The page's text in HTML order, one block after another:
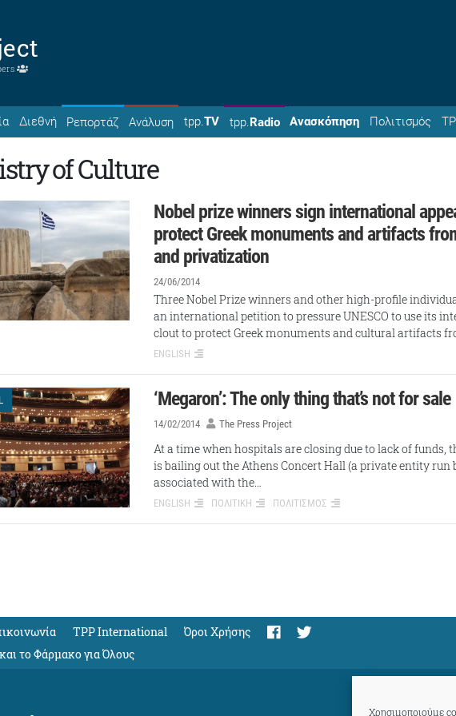
Χρησιμοποιούμε
Διεθνή Ρεπορτάζ Ανάλυση tpp.TV tpp.Radio Ανασκόπηση Πολιτισμός
of Culture
Nobel prize winners sign international
protect Greek monuments and artifacts
and privatization
24/06/2014
Three Nobel Prize winners and other high-profile
an international petition to pressure UNESCO to use its
clout to protect Greek monuments and cultural artifacts
ENGLISH
‘Megaron’: The only thing that’s not for sale
14/02/2014 The Press Project
At a time when hospitals are clοsing due to lack of funds,
is bailing out the Athens Concert Hall (a private entity run
associated with the…
ENGLISH ΠΟΛΙΤΙΚΗ ΠΟΛΙΤΙΣΜΟΣ
TPP International
Όροι Χρήσης
το Φάρμακο για Όλους